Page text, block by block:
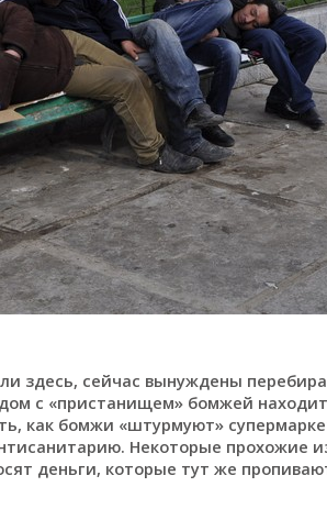
здесь, сейчас вынуждены
с «пристанищем» бомжей
как бомжи «штурмуют»
Некоторые прохожие
деньги, которые тут же